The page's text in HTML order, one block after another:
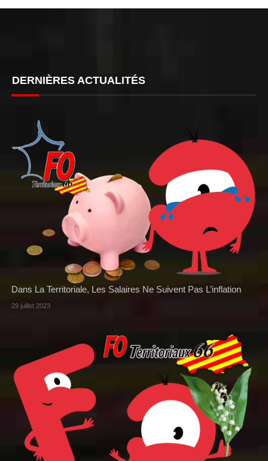
DERNIÈRES ACTUALITÉS
Dans La Territoriale, Les Salaires Ne Suivent Pas L’inflation
29 juillet 2023